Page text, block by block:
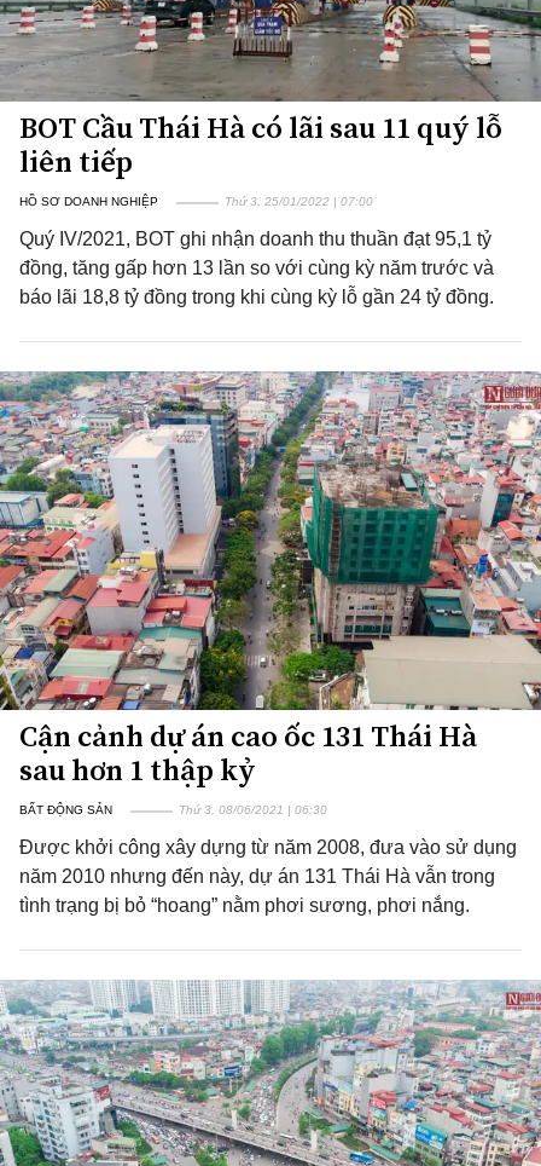
BOT Cầu Thái Hà có lãi sau 11 quý lỗ
liên tiếp
HỒ SƠ DOANH NGHIỆP Thứ 3, 25/01/2022 | 07:00
Quý IV/2021, BOT ghi nhận doanh thu thuần đạt 95,1 tỷ
đồng, tăng gấp hơn 13 lần so với cùng kỳ năm trước và
báo lãi 18,8 tỷ đồng trong khi cùng kỳ lỗ gần 24 tỷ đồng.
Cận cảnh dự án cao ốc 131 Thái Hà
sau hơn 1 thập kỷ
BẤT ĐỘNG SẢN Thứ 3, 08/06/2021 | 06:30
Được khởi công xây dựng từ năm 2008, đưa vào sử dụng
năm 2010 nhưng đến này, dự án 131 Thái Hà vẫn trong
tình trạng bị bỏ “hoang” nằm phơi sương, phơi nắng.